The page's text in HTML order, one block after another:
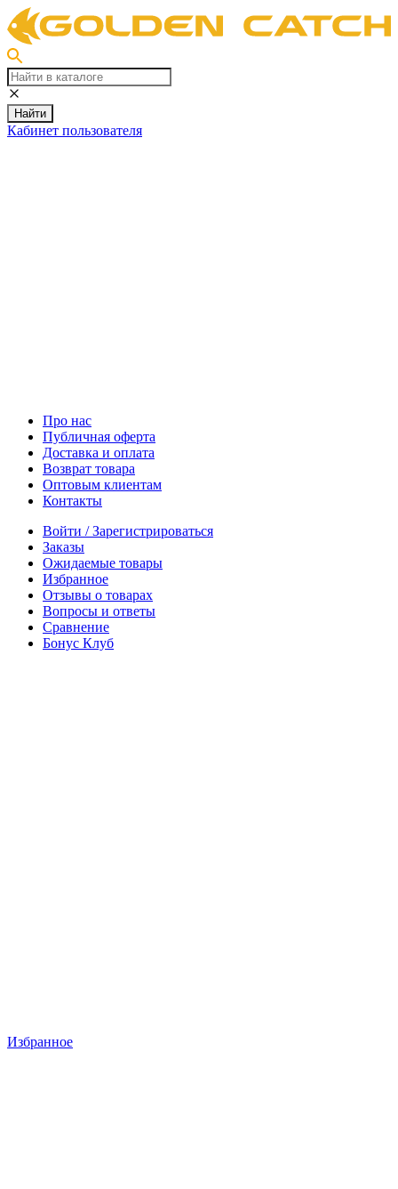
Найти
Кабинет пользователя
Про нас
Публичная оферта
Доставка и оплата
Возврат товара
Оптовым клиентам
Контакты
Войти / Зарегистрироваться
Заказы
Ожидаемые товары
Избранное
Отзывы о товарах
Вопросы и ответы
Сравнение
Бонус Клуб
Избранное